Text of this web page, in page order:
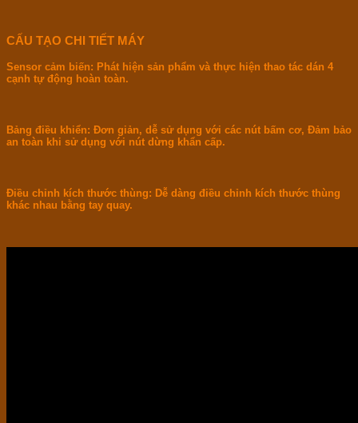
CẤU TẠO CHI TIẾT MÁY
Sensor cảm biến: Phát hiện sản phẩm và thực hiện thao tác dán 4
cạnh tự động hoàn toàn.
Bảng điều khiển: Đơn giản, dễ sử dụng với các nút bấm cơ, Đảm bảo
an toàn khi sử dụng với nút dừng khẩn cấp.
Điều chỉnh kích thước thùng: Dễ dàng điều chỉnh kích thước thùng
khác nhau bằng tay quay.